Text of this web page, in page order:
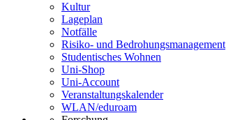
Kultur
Lageplan
Notfälle
Risiko- und Bedrohungsmanagement
Studentisches Wohnen
Uni-Shop
Uni-Account
Veranstaltungskalender
WLAN/eduroam